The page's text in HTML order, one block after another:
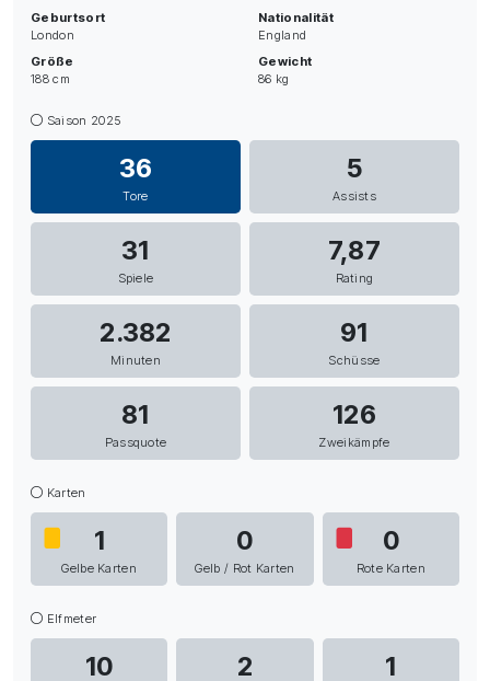
Geburtsort
London
Nationalität
England
Größe
188 cm
Gewicht
86 kg
Saison 2025
36
Tore
5
Assists
31
Spiele
7,87
Rating
2.382
Minuten
91
Schüsse
81
Passquote
126
Zweikämpfe
Karten
1
Gelbe Karten
0
Gelb / Rot Karten
0
Rote Karten
Elfmeter
10 2 1